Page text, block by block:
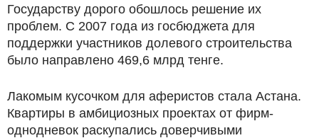
Государству дорого обошлось решение их
проблем. С 2007 года из госбюджета для
поддержки участников долевого строительства
было направлено 469,6 млрд тенге.
Лакомым кусочком для аферистов стала Астана.
Квартиры в амбициозных проектах от фирм-
однодневок раскупались доверчивыми